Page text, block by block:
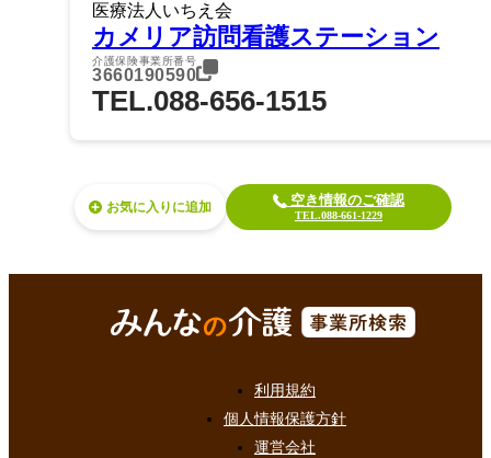
医療法人いちえ会
カメリア訪問看護ステーション
介護保険事業所番号
3660190590
TEL.088-656-1515
お気に入り 空き情報のご確認
TEL.088-661-1229
利用規約
個人情報保護方針
運営会社